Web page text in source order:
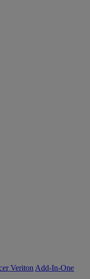
Veriton Add-In-One